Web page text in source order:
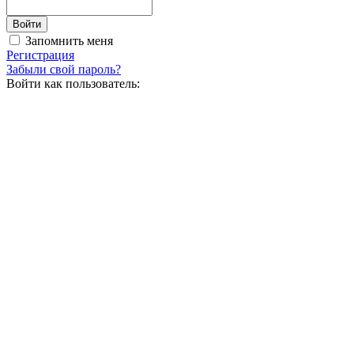
Запомнить меня
Регистрация
Забыли свой пароль?
Войти как пользователь: